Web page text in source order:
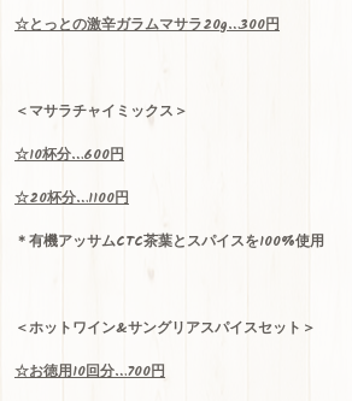
☆とっとの激辛ガラムマサラ20g…300円
＜マサラチャイミックス＞
☆10杯分…600円
☆20杯分…1100円
＊有機アッサムCTC茶葉とスパイスを100%使用
＜ホットワイン&サングリアスパイスセット＞
☆お徳用10回分…700円